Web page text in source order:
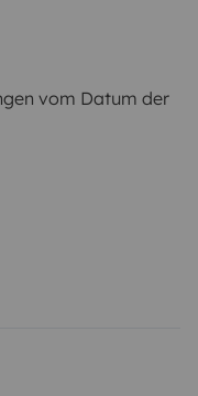
vom Datum der